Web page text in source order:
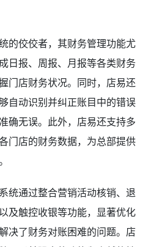
的佼佼者，其财务管理功能尤
日报、周报、月报等各类财务
门店财务状况。同时，店易还
自动识别并纠正账目中的错误
确无误。此外，店易还支持多
门店的财务数据，为总部提供
统通过整合营销活动核销、退
及触控收银等功能，显著优化
决了财务对账困难的问题。店